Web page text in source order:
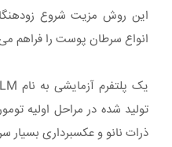
این روش مزیت شروع
انواع سرطان پوست را فراهم
تولید شده در مراحل اولیه
ذرات نانو و عکسبرداری بسیار